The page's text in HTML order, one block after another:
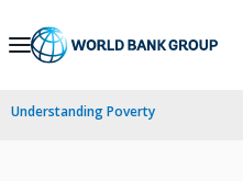
Skip
Navigation
Understanding Poverty